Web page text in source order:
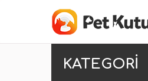
KATEGORİ